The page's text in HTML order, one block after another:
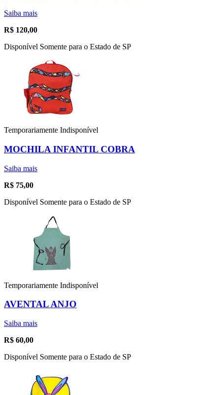
Saiba mais
R$ 120,00
Disponível Somente para o Estado de SP
Temporariamente Indisponível
MOCHILA INFANTIL COBRA
Saiba mais
R$ 75,00
Disponível Somente para o Estado de SP
Temporariamente Indisponível
AVENTAL ANJO
Saiba mais
R$ 60,00
Disponível Somente para o Estado de SP